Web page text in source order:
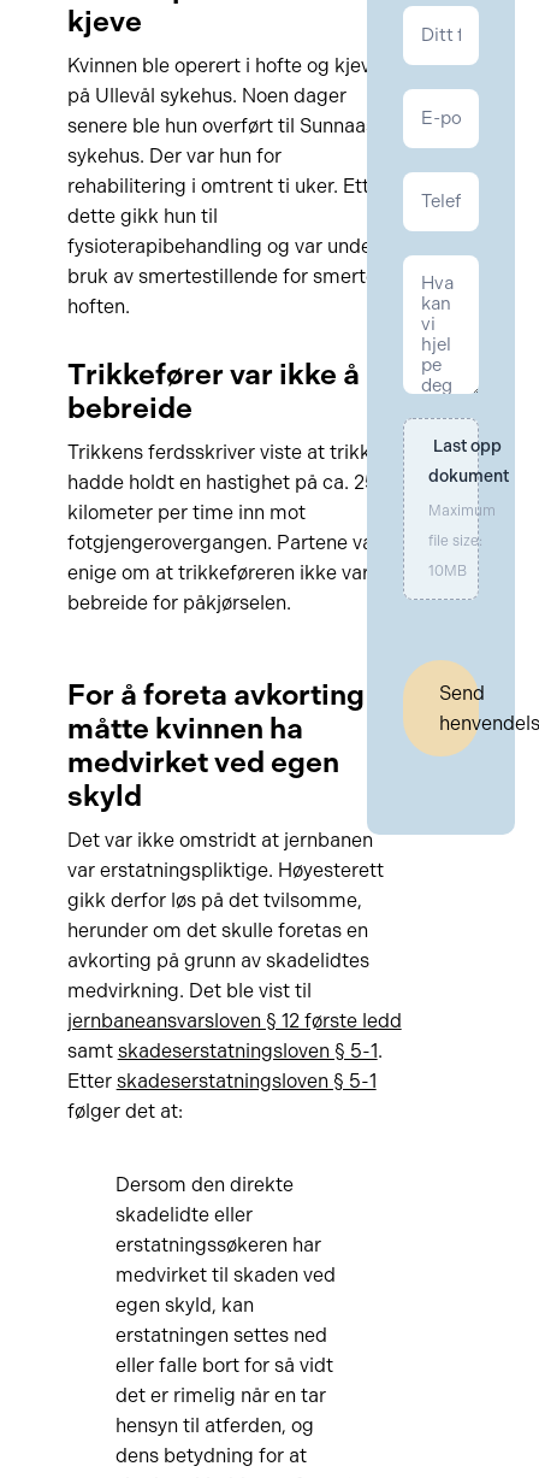
kjeve
Kvinnen ble operert i hofte og kjeve
på Ullevål sykehus. Noen dager
senere ble hun overført til Sunnaas
sykehus. Der var hun for
rehabilitering i omtrent ti uker. Etter
dette gikk hun til
fysioterapibehandling og var under
bruk av smertestillende for smerter i
hoften.
Trikkefører var ikke å
bebreide
Trikkens ferdsskriver viste at trikken
hadde holdt en hastighet på ca. 25
kilometer per time inn mot
fotgjengerovergangen. Partene var
enige om at trikkeføreren ikke var å
bebreide for påkjørselen.
For å foreta avkorting
måtte kvinnen ha
medvirket ved egen
skyld
Det var ikke omstridt at jernbanen
var erstatningspliktige. Høyesterett
gikk derfor løs på det tvilsomme,
herunder om det skulle foretas en
avkorting på grunn av skadelidtes
medvirkning. Det ble vist til
jernbaneansvarsloven § 12 første ledd
samt skadeserstatningsloven § 5-1.
Etter skadeserstatningsloven § 5-1
følger det at:
Dersom den direkte
skadelidte eller
erstatningssøkeren har
medvirket til skaden ved
egen skyld, kan
erstatningen settes ned
eller falle bort for så vidt
det er rimelig når en tar
hensyn til atferden, og
dens betydning for at
Kontakt
Last opp
dokument
Maximum
file size:
10MB
Send